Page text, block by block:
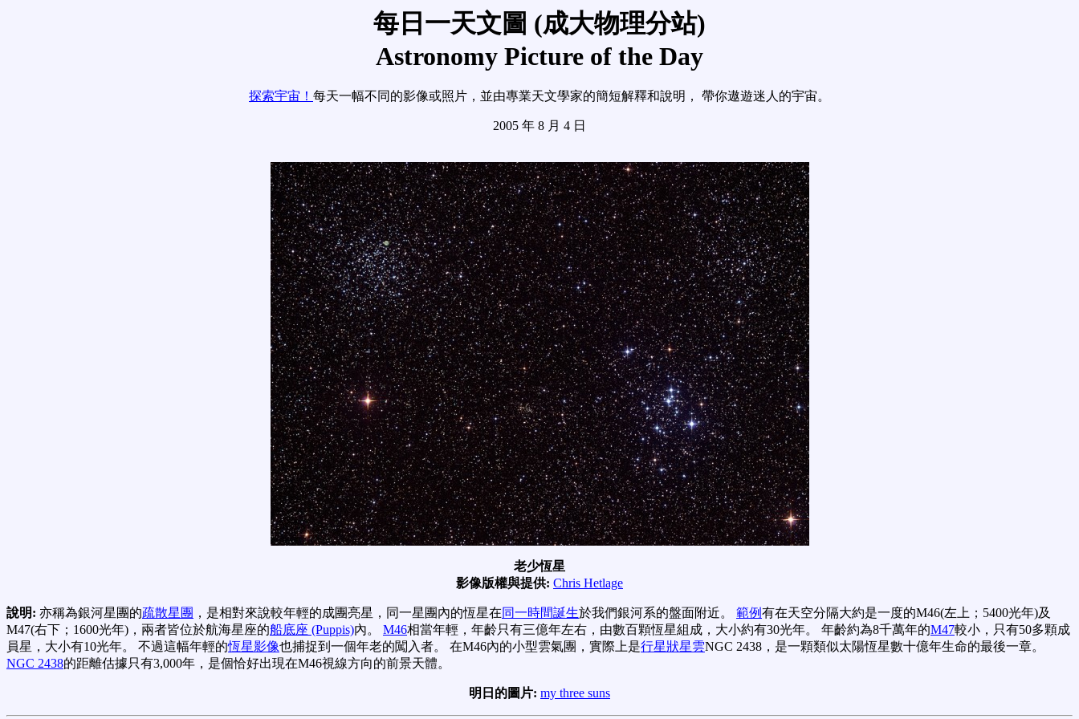
每日一天文圖 (成大物理分站)
Astronomy Picture of the Day
探索宇宙！ 每天一幅不同的影像或照片，並由專業天文學家的簡短解釋和說明， 帶你遨遊迷人的宇宙。
2005 年 8 月 4 日
老少恆星
影像版權與提供: Chris Hetlage
說明: 亦稱為銀河星團的疏散星團 ，是相對來說較年輕的成團亮星，同一星團內的恆星在同一時間誕生於我們銀河系的盤面附近。 範例有在天空分隔大約是一度的M46(左上；5400光年)及
M47(右下；1600光年)，兩者皆位於航海星座的船底座 (Puppis)內。 M46相當年輕，年齡只有三億年左右，由數百顆恆星組成，大小約有30光年。 年齡約為8千萬年的M47較小，只有50多顆成
員星，大小有10光年。 不過這幅年輕的恆星影像也捕捉到一個年老的闖入者。 在M46內的小型雲氣團，實際上是行星狀星雲NGC 2438，是一顆類似太陽恆星數十億年生命的最後一章。
NGC 2438的距離估據只有3,000年，是個恰好出現在M46視線方向的前景天體。
明日的圖片: my three suns